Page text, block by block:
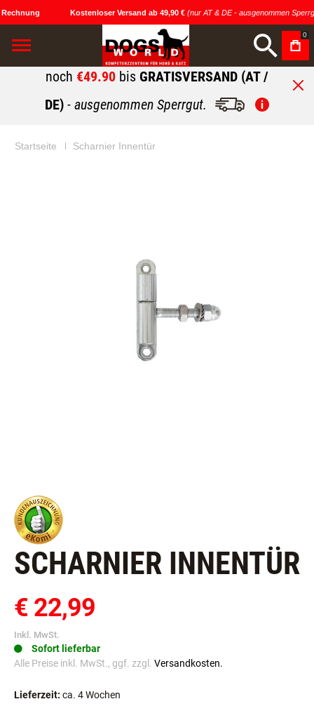
Kostenloser Versand ab 49,90 €(nur AT & DE - ausgenommen
0
noch €49.90 bis GRATISVERSAND (AT /
DE) - ausgenommen Sperrgut.
Startseite Scharnier Innentür
SCHARNIER INNENTÜR
€ 22,99
Inkl. MwSt.
Sofort lieferbar
Alle Preise inkl. MwSt., ggf. zzgl. Versandkosten.
Lieferzeit: ca. 4 Wochen